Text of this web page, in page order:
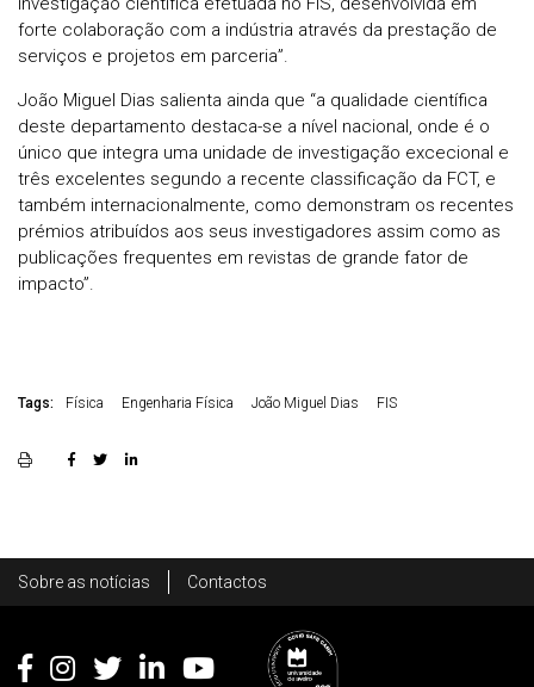
forte colaboração com a indústria através da prestação de
serviços e projetos em parceria”.
João Miguel Dias salienta ainda que “a qualidade científica
deste departamento destaca-se a nível nacional, onde é o
único que integra uma unidade de investigação excecional e
três excelentes segundo a recente classificação da FCT, e
também internacionalmente, como demonstram os recentes
prémios atribuídos aos seus investigadores assim como as
publicações frequentes em revistas de grande fator de
impacto”.
Tags: Física Engenharia Física João Miguel Dias FIS
Footer
Sobre as notícias Contactos